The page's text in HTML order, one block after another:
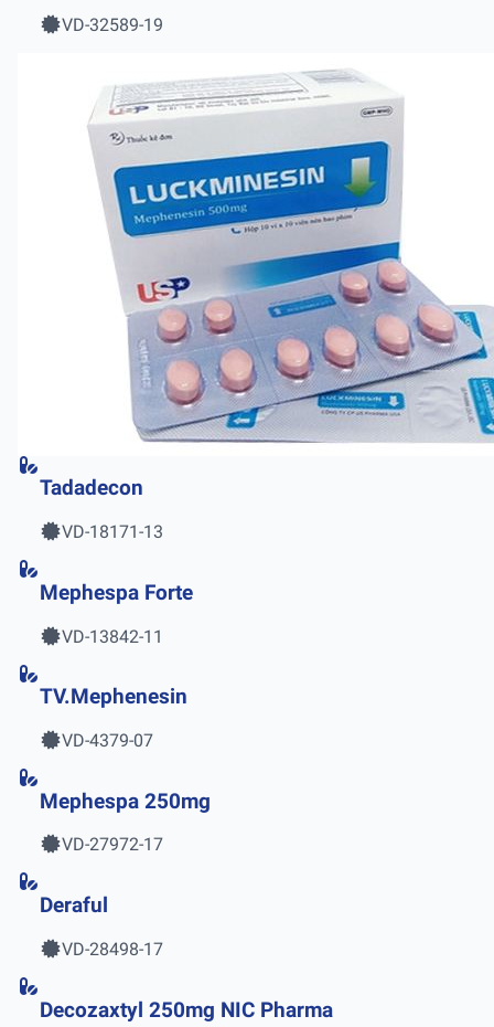
VD-32589-19
Tadadecon
VD-18171-13
Mephespa Forte
VD-13842-11
TV.Mephenesin
VD-4379-07
Mephespa 250mg
VD-27972-17
Deraful
VD-28498-17
Decozaxtyl 250mg NIC Pharma